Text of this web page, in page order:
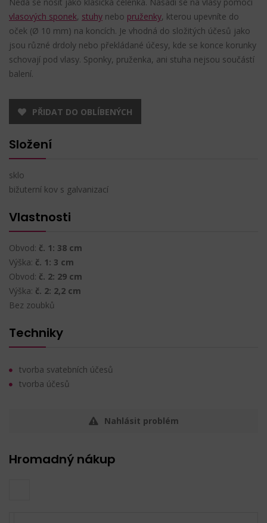
vlasových sponek, stuhy nebo pruženky, kterou upevníte do
oček (Ø 10 mm) na koncích. Je vhodná do složitých účesů jako
jsou různé drdoly nebo překládané účesy, kde se konce korunky
schovají pod vlasy. Sponky, pruženka, ani stuha nejsou součástí
balení.
PŘIDAT DO OBLÍBENÝCH
Složení
sklo
bižuterní kov s galvanizací
Vlastnosti
Obvod: č. 1: 38 cm
Výška: č. 1: 3 cm
Obvod: č. 2: 29 cm
Výška: č. 2: 2,2 cm
Bez zoubků
Techniky
tvorba svatebních účesů
tvorba účesů
Nahlásit problém
Hromadný nákup